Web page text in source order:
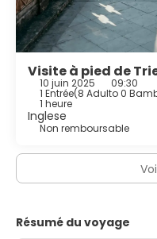
Visite à pied de
10 juin 2025 09:30
1 Entrée(8 Adulto 0
1 heure
Inglese
Non remboursable
Résumé du voyage